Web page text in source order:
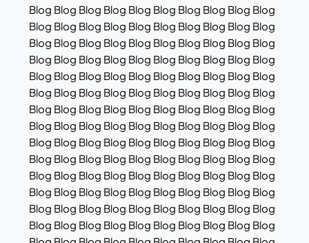
Blog Blog Blog Blog Blog Blog Blog Blog Blog Blog
Blog Blog Blog Blog Blog Blog Blog Blog Blog Blog
Blog Blog Blog Blog Blog Blog Blog Blog Blog Blog
Blog Blog Blog Blog Blog Blog Blog Blog Blog Blog
Blog Blog Blog Blog Blog Blog Blog Blog Blog Blog
Blog Blog Blog Blog Blog Blog Blog Blog Blog Blog
Blog Blog Blog Blog Blog Blog Blog Blog Blog Blog
Blog Blog Blog Blog Blog Blog Blog Blog Blog Blog
Blog Blog Blog Blog Blog Blog Blog Blog Blog Blog
Blog Blog Blog Blog Blog Blog Blog Blog Blog Blog
Blog Blog Blog Blog Blog Blog Blog Blog Blog Blog
Blog Blog Blog Blog Blog Blog Blog Blog Blog Blog
Blog Blog Blog Blog Blog Blog Blog Blog Blog Blog
Blog Blog Blog Blog Blog Blog Blog Blog Blog Blog